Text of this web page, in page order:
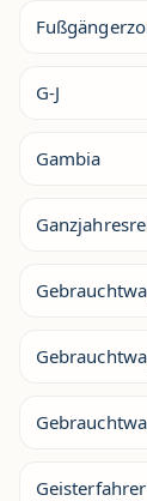
G-J
Gambia
Geisterfahrer